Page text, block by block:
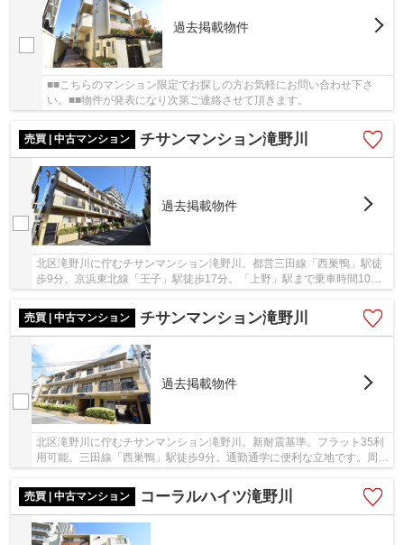
過去掲載物件
■■こちらのマンション限定でお探しの方お気軽にお問い合わせ下さ
い。■■物件が発表になり次第ご連絡させて頂きます。
売買 | 中古マンション チサンマンション滝野川
過去掲載物件
北区滝野川に佇むチサンマンション滝野川。都営三田線「西巣鴨」駅徒
歩9分、京浜東北線「王子」駅徒歩17分。「上野」駅まで乗車時間10
売買 | 中古マンション
チサンマンション滝野川
過去掲載物件
北区滝野川に佇むチサンマンション滝野川。新耐震基準。フラット35利
用可能。三田線「西巣鴨」駅徒歩9分。通勤通学に便利な立地です。周辺
売買 | 中古マンション
コーラルハイツ滝野川